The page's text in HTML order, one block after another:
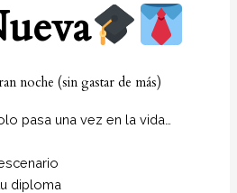
noche (sin gastar de más)
pasa una vez en la vida…
diploma